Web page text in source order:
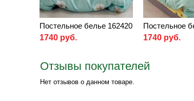
Постельное белье 162420
1740 руб.
Постельное
1740 руб.
Отзывы покупателей
Нет отзывов о данном товаре.